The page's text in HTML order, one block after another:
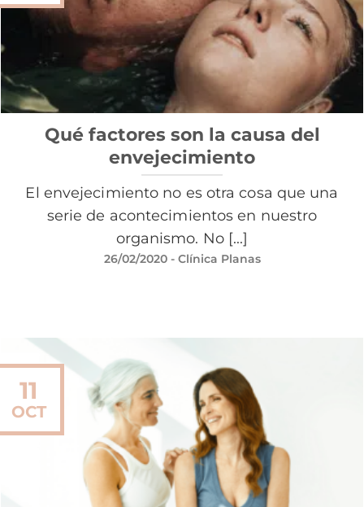
Qué factores son la causa del
envejecimiento
El envejecimiento no es otra cosa que una
serie de acontecimientos en nuestro
organismo. No [...]
26/02/2020- Clínica Planas
11
OCT